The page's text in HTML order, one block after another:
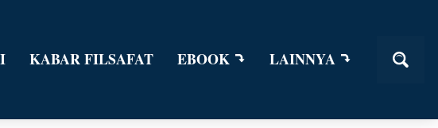
KABAR FILSAFAT EBOOK LAINNYA